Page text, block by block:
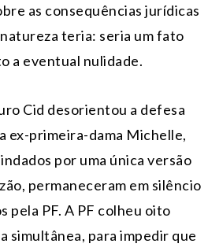
as consequências jurídicas
teria: seria um fato
a eventual nulidade.
Cid desorientou a defesa
ex-primeira-dama Michelle,
por uma única versão
permaneceram em silêncio
pela PF. A PF colheu oito
simultânea, para impedir que